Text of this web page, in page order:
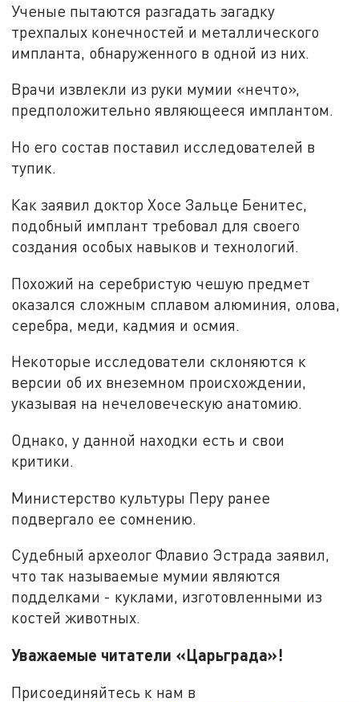
Ученые пытаются разгадать загадку
трехпалых конечностей и металлического
импланта, обнаруженного в одной из них.
Врачи извлекли из руки мумии «нечто»,
предположительно являющееся имплантом.
Но его состав поставил исследователей в
тупик.
Как заявил доктор Хосе Зальце Бенитес,
подобный имплант требовал для своего
создания особых навыков и технологий.
Похожий на серебристую чешую предмет
оказался сложным сплавом алюминия, олова,
серебра, меди, кадмия и осмия.
Некоторые исследователи склоняются к
версии об их внеземном происхождении,
указывая на нечеловеческую анатомию.
Однако, у данной находки есть и свои
критики.
Министерство культуры Перу ранее
подвергало ее сомнению.
Судебный археолог Флавио Эстрада заявил,
что так называемые мумии являются
подделками - куклами, изготовленными из
костей животных.
Уважаемые читатели «Царьграда»!
Присоединяйтесь к нам в